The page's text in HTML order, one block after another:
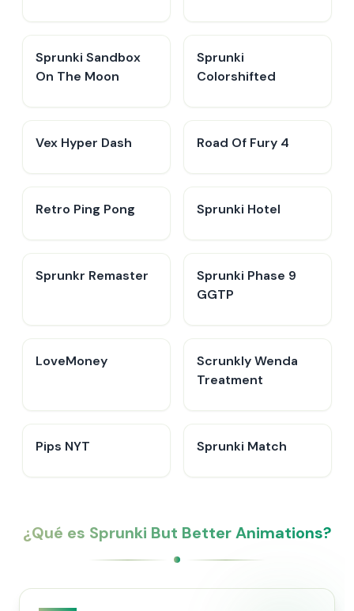
Sprunki Sandbox
On The Moon
Sprunki
Colorshifted
Vex Hyper Dash Road Of Fury 4
Retro Ping Pong Sprunki Hotel
Sprunkr Remaster
Sprunki Phase 9
GGTP
LoveMoney
Scrunkly Wenda
Treatment
Pips NYT Sprunki Match
¿Qué es Sprunki But Better Animations?